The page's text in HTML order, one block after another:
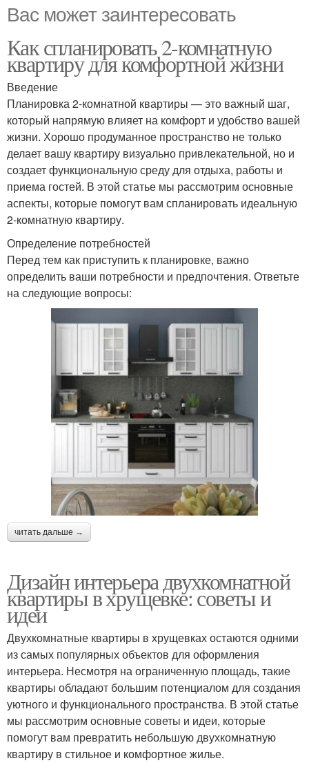
Вас может заинтересовать
Как спланировать 2-комнатную
квартиру для комфортной жизни
Введение
Планировка 2-комнатной квартиры — это важный шаг,
который напрямую влияет на комфорт и удобство вашей
жизни. Хорошо продуманное пространство не только
делает вашу квартиру визуально привлекательной, но и
создает функциональную среду для отдыха, работы и
приема гостей. В этой статье мы рассмотрим основные
аспекты, которые помогут вам спланировать идеальную
2-комнатную квартиру.
Определение потребностей
Перед тем как приступить к планировке, важно
определить ваши потребности и предпочтения. Ответьте
на следующие вопросы:
читать дальше →
Дизайн интерьера двухкомнатной
квартиры в хрущевке: советы и
идеи
Двухкомнатные квартиры в хрущевках остаются одними
из самых популярных объектов для оформления
интерьера. Несмотря на ограниченную площадь, такие
квартиры обладают большим потенциалом для создания
уютного и функционального пространства. В этой статье
мы рассмотрим основные советы и идеи, которые
помогут вам превратить небольшую двухкомнатную
квартиру в стильное и комфортное жилье.